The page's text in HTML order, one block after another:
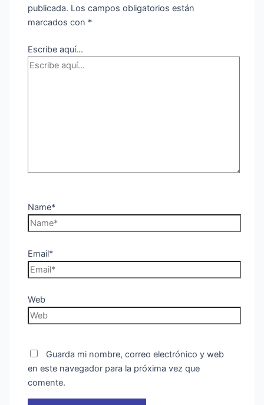
publicada. Los campos obligatorios están
marcados con *
Escribe aquí...
Name*
Email*
Web
Guarda mi nombre, correo electrónico y web
en este navegador para la próxima vez que
comente.